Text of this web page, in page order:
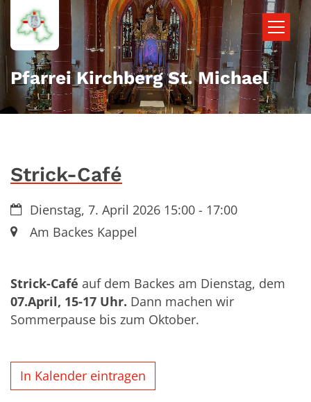
Zum Inhalt springen
Pfarrei Kirchberg St. Michael
Strick-Café
Datum:Dienstag, 7. April 2026 15:00 - 17:00
Ort:Am Backes Kappel
Strick-Café auf dem Backes am Dienstag, dem
07.April, 15-17 Uhr. Dann machen wir
Sommerpause bis zum Oktober.
In Kalender eintragen